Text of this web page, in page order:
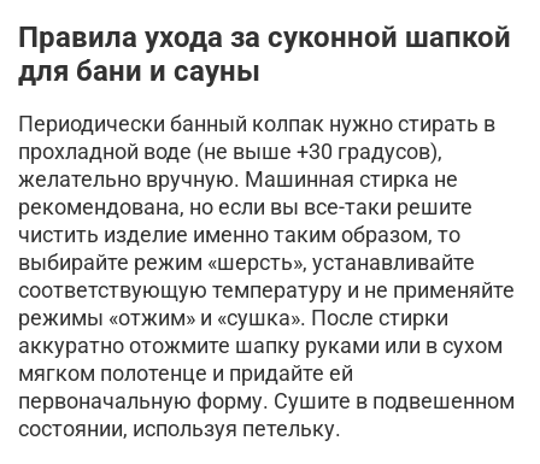
Правила ухода за суконной шапкой
для бани и сауны
Периодически банный колпак нужно стирать в
прохладной воде (не выше +30 градусов),
желательно вручную. Машинная стирка не
рекомендована, но если вы все-таки решите
чистить изделие именно таким образом, то
выбирайте режим «шерсть», устанавливайте
соответствующую температуру и не применяйте
режимы «отжим» и «сушка». После стирки
аккуратно отожмите шапку руками или в сухом
мягком полотенце и придайте ей
первоначальную форму. Сушите в подвешенном
состоянии, используя петельку.